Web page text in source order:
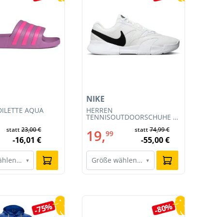
AQUA
statt23,00 €
-16,01 €
▾
HERREN
TENNISOUTDOORSCHUHE M
NIKE
19,99 statt74,99 €
-55,00 €
Größe wählen… ▾
-75% -80%